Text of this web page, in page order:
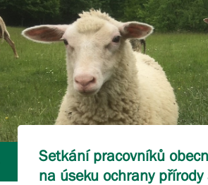
Setkání pracovníků
na úseku ochrany